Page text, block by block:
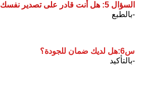
السؤال 5: هل أنت قادر على تصدير نفسك ؟
-بالطبع
س6:هل لديك ضمان للجودة؟
-بالتأكيد